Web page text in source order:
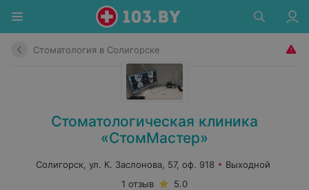
Стоматология в Солигорске
Стоматологическая клиника
«СтомМастер»
Солигорск, ул. К. Заслонова, 57, оф. 918
Выходной
1 отзыв
5.0